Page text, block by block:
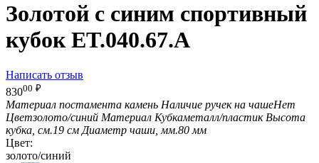
Золотой с синим спортивный
кубок ET.040.67.A
Написать отзыв
83000 ₽
Материал постамента камень Наличие ручек на чашеНет
Цветзолото/синий Материал Кубкаметалл/пластик Высота
кубка, см.19 см Диаметр чаши, мм.80 мм
Цвет:
золото/синий